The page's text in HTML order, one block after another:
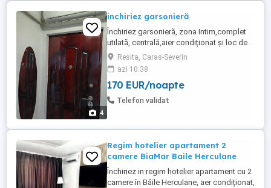
4
inchiriez garsonieră
Închiriez garsonieră, zona Intim,complet
utilată, centrală,aier condiționat și loc de
parcare.
Resita, Caras-Severin
azi 10:38
170 EUR/noapte
Telefon validat
Regim hotelier apartament 2
camere BiaMar Baile Herculane
Închiriez in regim hotelier apartament cu 2
camere în Băile Herculane, aer condiționat,